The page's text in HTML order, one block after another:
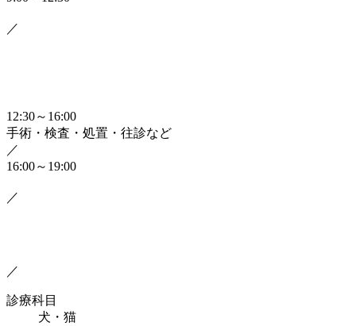
／
12:30～16:00
手術・検査・処置・往診など
／
16:00～19:00
／
／
診療科目
犬・猫